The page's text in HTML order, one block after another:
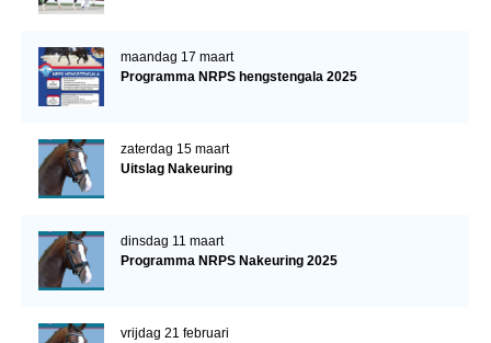
maandag 17 maart
Programma NRPS hengstengala 2025
zaterdag 15 maart
Uitslag Nakeuring
dinsdag 11 maart
Programma NRPS Nakeuring 2025
vrijdag 21 februari